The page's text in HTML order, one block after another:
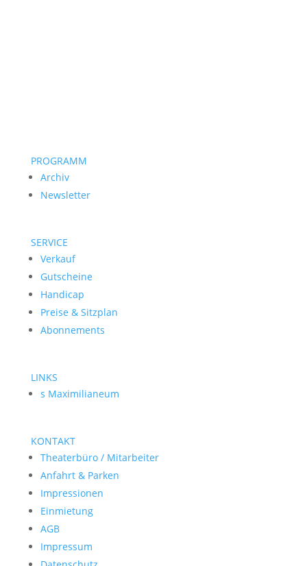
PROGRAMM
Archiv
Newsletter
SERVICE
Verkauf
Gutscheine
Handicap
Preise & Sitzplan
Abonnements
LINKS
s Maximilianeum
KONTAKT
Theaterbüro / Mitarbeiter
Anfahrt & Parken
Impressionen
Einmietung
AGB
Impressum